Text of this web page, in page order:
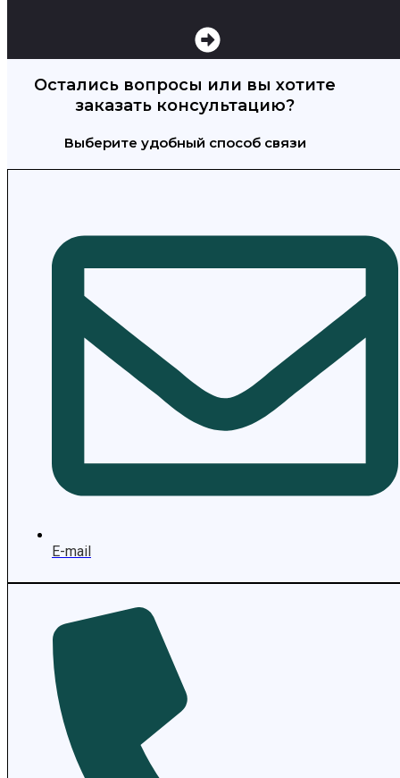
Остались вопросы или вы хотите
заказать консультацию?
Выберите удобный способ связи
E-mail